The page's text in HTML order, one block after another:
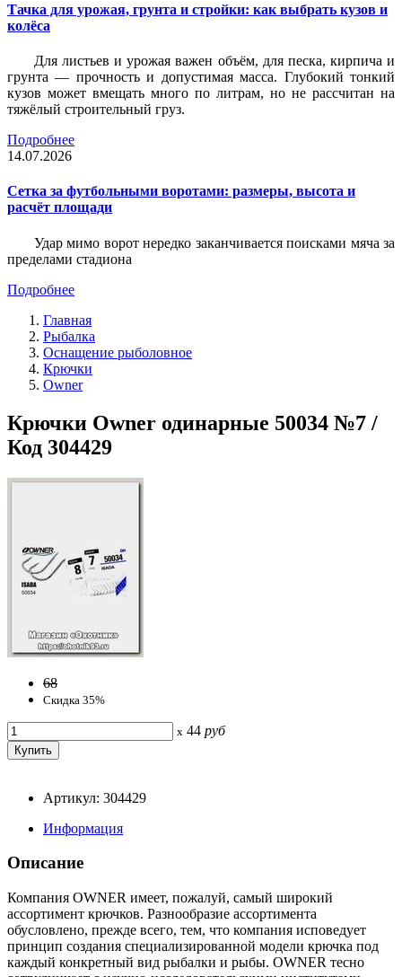
Тачка для урожая, грунта и стройки: как выбрать кузов и
колёса
Для листьев и урожая важен объём, для песка, кирпича и
грунта — прочность и допустимая масса. Глубокий тонкий
кузов может вмещать много по литрам, но не рассчитан на
тяжёлый строительный груз.
Подробнее
14.07.2026
Сетка за футбольными воротами: размеры, высота и
расчёт площади
Удар мимо ворот нередко заканчивается поисками мяча за
пределами стадиона
Подробнее
Главная
Рыбалка
Оснащение рыболовное
Крючки
Owner
Крючки Owner одинарные 50034 №7 /
Код 304429
68
Скидка 35%
x 44 руб
Артикул: 304429
Информация
Описание
Компания OWNER имеет, пожалуй, самый широкий
ассортимент крючков. Разнообразие ассортимента
обусловлено, прежде всего, тем, что компания исповедует
принцип создания специализированной модели крючка под
каждый конкретный вид рыбалки и рыбы. OWNER тесно